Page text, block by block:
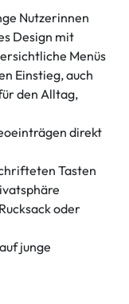
Nutzerinnen
Design mit
Menüs
Einstieg, auch
den Alltag,
direkt
Tasten
oder
junge